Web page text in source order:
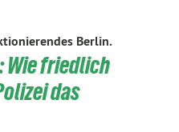
Berlin.
Wie friedlich
das